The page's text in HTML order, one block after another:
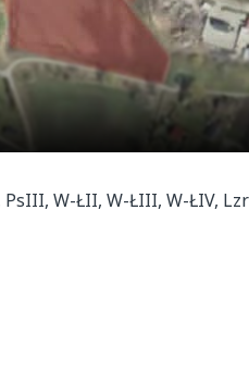
W-ŁII, W-ŁIII, W-ŁIV,